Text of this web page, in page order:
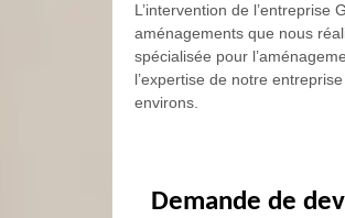
L’intervention de
aménagements que nous
spécialisée pour
l’expertise de notre
environs.
Demande de